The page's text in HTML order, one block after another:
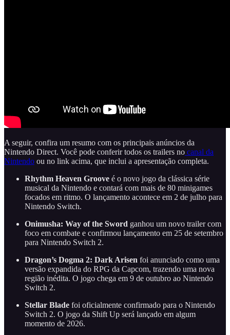
A seguir, confira um resumo com os principais anúncios da
Nintendo Direct. Você pode conferir todos os trailers no canal da
Nintendo ou no link acima, que inclui a apresentação completa.
Rhythm Heaven Groove é o novo jogo da clássica série
musical da Nintendo e contará com mais de 80 minigames
focados em ritmo. O lançamento acontece em 2 de julho para
Nintendo Switch.
Onimusha: Way of the Sword ganhou um novo trailer com
foco em combate e confirmou lançamento em 25 de setembro
para Nintendo Switch 2.
Dragon’s Dogma 2: Dark Arisen foi anunciado como uma
versão expandida do RPG da Capcom, trazendo uma nova
região inédita. O jogo chega em 9 de outubro ao Nintendo
Switch 2.
Stellar Blade foi oficialmente confirmado para o Nintendo
Switch 2. O jogo da Shift Up será lançado em algum
momento de 2026.